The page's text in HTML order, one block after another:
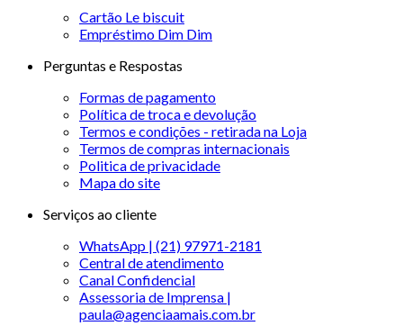
Cartão Le biscuit
Empréstimo Dim Dim
Perguntas e Respostas
Formas de pagamento
Política de troca e devolução
Termos e condições - retirada na Loja
Termos de compras internacionais
Politica de privacidade
Mapa do site
Serviços ao cliente
WhatsApp | (21) 97971-2181
Central de atendimento
Canal Confidencial
Assessoria de Imprensa |
paula@agenciaamais.com.br